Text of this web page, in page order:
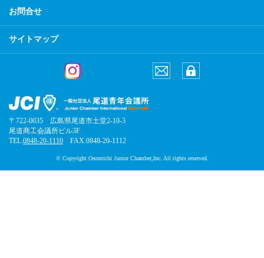
お問合せ
サイトマップ
〒722-0035 広島県尾道市土堂2-10-3
尾道商工会議所ビル3F
TEL.0848-20-1110 FAX.0848-20-1112
© Copyright Onomichi Junior Chamber,Inc. All rights reserved.